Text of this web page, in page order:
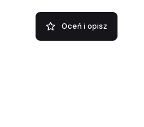
Oceń i opisz